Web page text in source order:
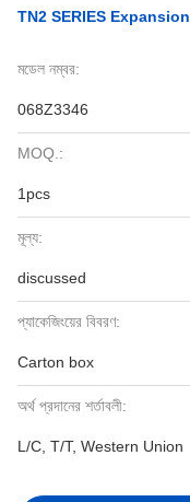
TN2 SERIES
মডেল নম্বর:
068Z3346
MOQ.:
1pcs
মূল্য:
discussed
প্যাকেজিংয়ের বিবরণ:
Carton box
অর্থ প্রদানের শর্তাবলী:
L/C, T/T, Western Union